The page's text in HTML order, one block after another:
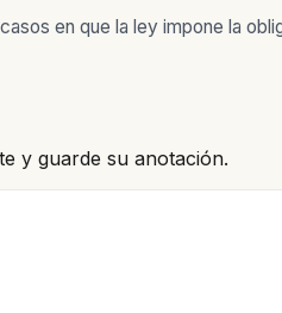
en que la ley impone la
y guarde su anotación.